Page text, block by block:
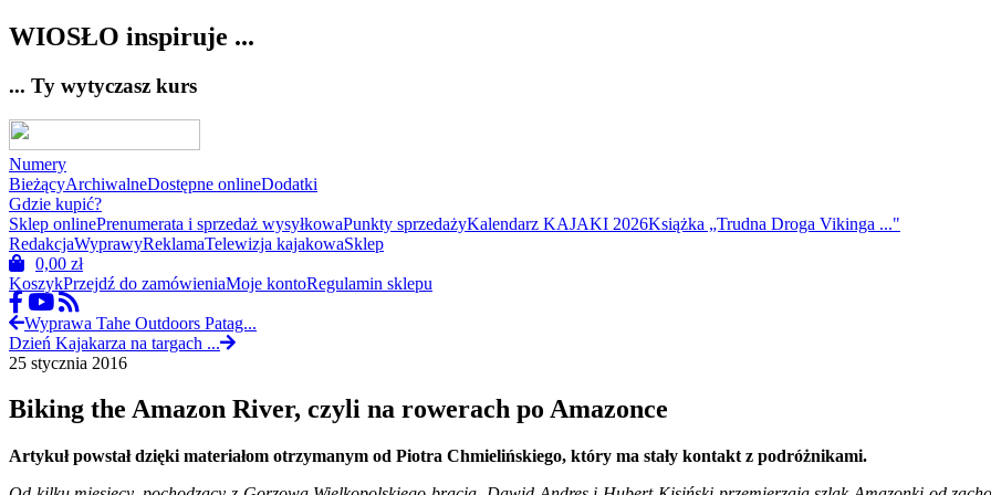
WIOSŁO inspiruje ...
... Ty wytyczasz kurs
Numery
BieżącyArchiwalneDostępne onlineDodatki
Gdzie kupić?
Sklep onlinePrenumerata i sprzedaż wysyłkowaPunkty sprzedażyKalendarz KAJAKI 2026Książka „Trudna Droga Vikinga ..."
RedakcjaWyprawyReklamaTelewizja kajakowaSklep
0,00 zł
KoszykPrzejdź do zamówieniaMoje kontoRegulamin sklepu
Wyprawa Tahe Outdoors Patag...
Dzień Kajakarza na targach ...
25 stycznia 2016
Biking the Amazon River, czyli na rowerach po Amazonce
Artykuł powstał dzięki materiałom otrzymanym od Piotra Chmielińskiego, który ma stały kontakt z podróżnikami.